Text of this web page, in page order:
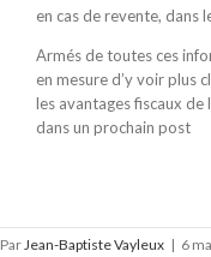
en cas de revente, dans
Armés de toutes ces
en mesure d’y voir plus
les avantages fiscaux
dans un prochain post
ParJean-Baptiste Vayleux | 6